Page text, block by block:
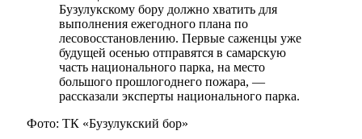
Бузулукскому бору должно хватить для
выполнения ежегодного плана по
лесовосстановлению. Первые саженцы уже
будущей осенью отправятся в самарскую
часть национального парка, на место
большого прошлогоднего пожара, —
рассказали эксперты национального парка.
Фото: ТК «Бузулукский бор»